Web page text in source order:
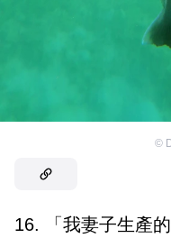
©
16. 「我妻子生產